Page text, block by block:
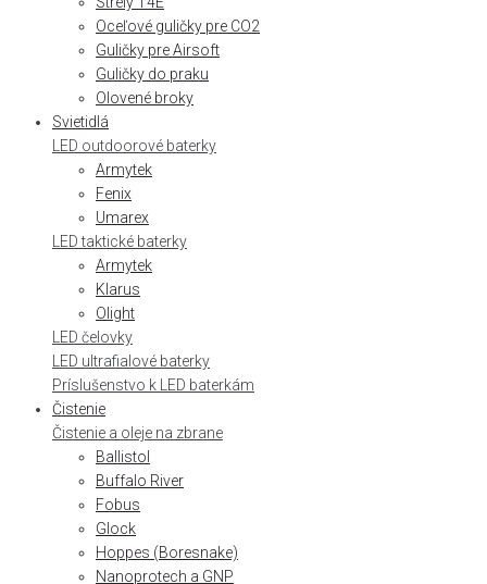
Oceľové guličky pre CO2
Guličky pre Airsoft
Guličky do praku
Olovené broky
Svietidlá
LED outdoorové baterky
Armytek
Fenix
Umarex
LED taktické baterky
Armytek
Klarus
Olight
LED čelovky
LED ultrafialové baterky
Príslušenstvo k LED baterkám
Čistenie
Čistenie a oleje na zbrane
Ballistol
Buffalo River
Fobus
Glock
Hoppes (Boresnake)
Nanoprotech a GNP